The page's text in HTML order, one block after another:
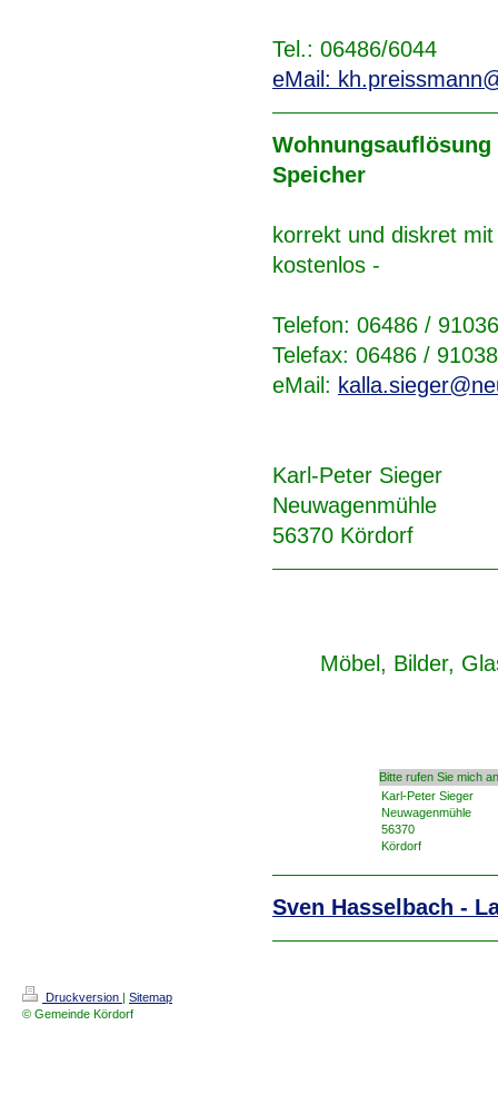
Tel.: 06486/6044
eMail:
Speicher
korrekt und diskret
kostenlos -
Telefon: 06486 / 91036
Telefax: 06486 / 91038
eMail:
Karl-Peter Sieger
Neuwagenmühle
56370 Kördorf
Möbel, Bilder,
Bitte rufen Sie mich
Karl-Peter Sieger
Neuwagenmühle
56370
Kördorf
Sven Hasselbach -
Druckversion | Sitemap
© Gemeinde Kördorf